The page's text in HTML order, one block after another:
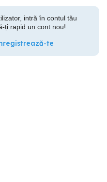
intră în contul tău
ți rapid un cont nou!
te